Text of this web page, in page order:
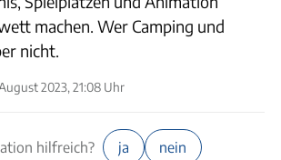
machen. Wer Camping und
nicht.
2023, 21:08 Uhr
hilfreich? ja nein